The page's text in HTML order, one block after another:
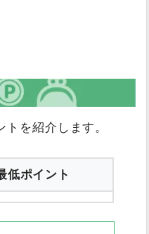
を紹介します。
低ポイント